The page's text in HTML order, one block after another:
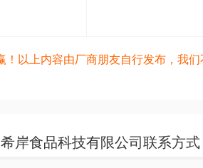
以上内容由厂商朋友自行发布，我
岸食品科技有限公司联系方式